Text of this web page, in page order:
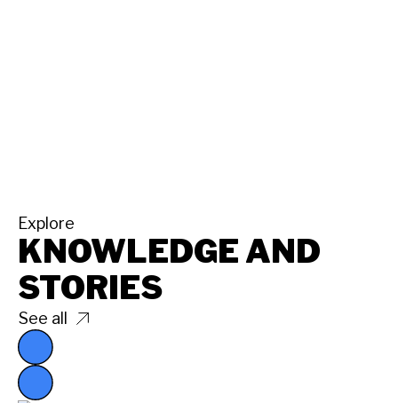
Explore
KNOWLEDGE AND
STORIES
See all